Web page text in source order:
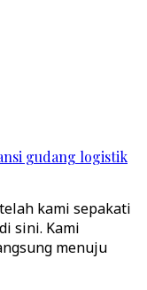
gudang logistik
kami sepakati
sini. Kami
menuju